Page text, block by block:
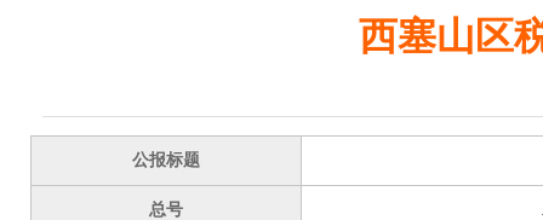
西塞山区
公报标题
总号